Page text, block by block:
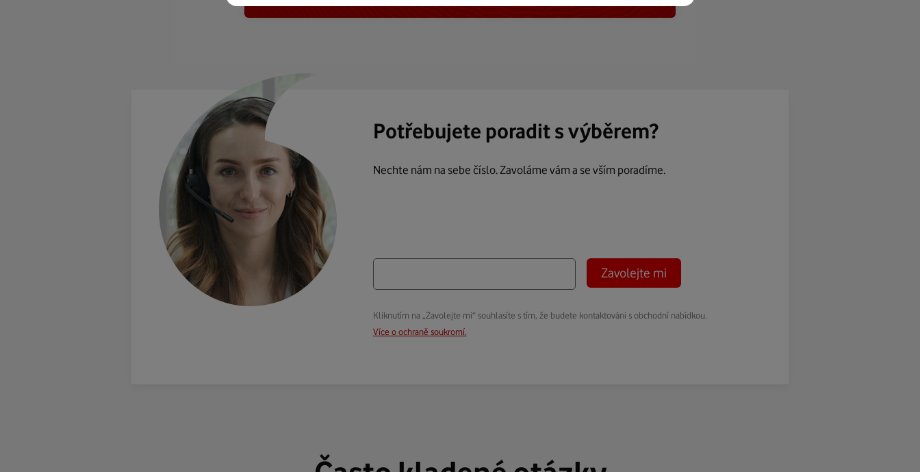
Potřebujete poradit s výběrem?
Nechte nám na sebe číslo. Zavoláme vám a se vším poradíme.
Zavolejte mi
Kliknutím na „Zavolejte mi“ souhlasíte s tím, že budete kontaktováni s obchodní nabídkou.
Více o ochraně soukromí.